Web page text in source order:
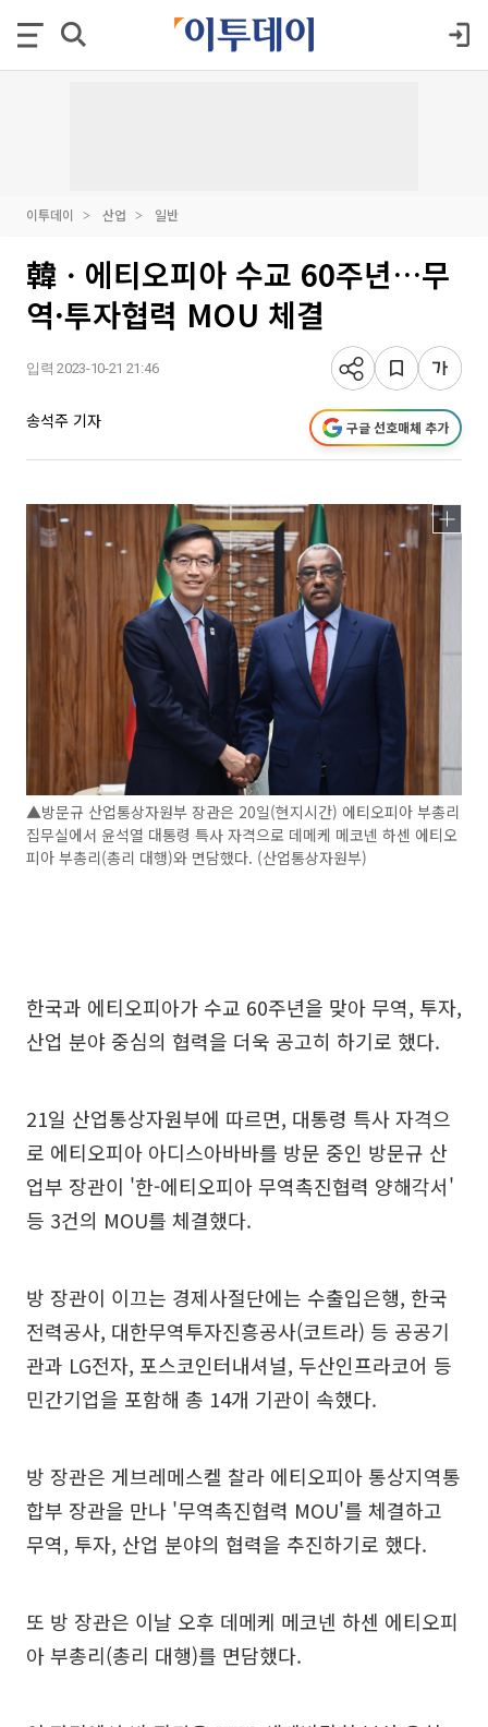
이투데이 산업 일반
韓ㆍ에티오피아 수교 60주년…무
역·투자협력 MOU 체결
입력 2023-10-21 21:46
송석주 기자 구글 선호매체 추가
▲방문규 산업통상자원부 장관은 20일(현지시간) 에티오피아 부총리
집무실에서 윤석열 대통령 특사 자격으로 데메케 메코넨 하센 에티오
피아 부총리(총리 대행)와 면담했다. (산업통상자원부)
한국과 에티오피아가 수교 60주년을 맞아 무역, 투자,
산업 분야 중심의 협력을 더욱 공고히 하기로 했다.
21일 산업통상자원부에 따르면, 대통령 특사 자격으
로 에티오피아 아디스아바바를 방문 중인 방문규 산
업부 장관이 '한-에티오피아 무역촉진협력 양해각서'
등 3건의 MOU를 체결했다.
방 장관이 이끄는 경제사절단에는 수출입은행, 한국
전력공사, 대한무역투자진흥공사(코트라) 등 공공기
관과 LG전자, 포스코인터내셔널, 두산인프라코어 등
민간기업을 포함해 총 14개 기관이 속했다.
방 장관은 게브레메스켈 찰라 에티오피아 통상지역통
합부 장관을 만나 '무역촉진협력 MOU'를 체결하고
무역, 투자, 산업 분야의 협력을 추진하기로 했다.
또 방 장관은 이날 오후 데메케 메코넨 하센 에티오피
아 부총리(총리 대행)를 면담했다.